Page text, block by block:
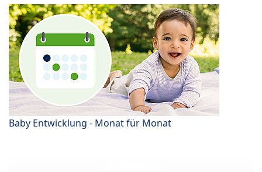
Baby Entwicklung - Monat für Monat